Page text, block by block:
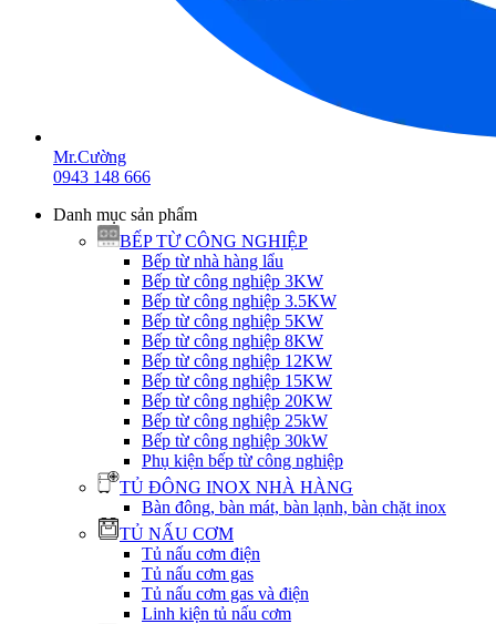
Mr.Cường
0943 148 666
Danh mục sản phẩm
BẾP TỪ CÔNG NGHIỆP
Bếp từ nhà hàng lẩu
Bếp từ công nghiệp 3KW
Bếp từ công nghiệp 3.5KW
Bếp từ công nghiệp 5KW
Bếp từ công nghiệp 8KW
Bếp từ công nghiệp 12KW
Bếp từ công nghiệp 15KW
Bếp từ công nghiệp 20KW
Bếp từ công nghiệp 25kW
Bếp từ công nghiệp 30kW
Phụ kiện bếp từ công nghiệp
TỦ ĐÔNG INOX NHÀ HÀNG
Bàn đông, bàn mát, bàn lạnh, bàn chặt inox
TỦ NẤU CƠM
Tủ nấu cơm điện
Tủ nấu cơm gas
Tủ nấu cơm gas và điện
Linh kiện tủ nấu cơm